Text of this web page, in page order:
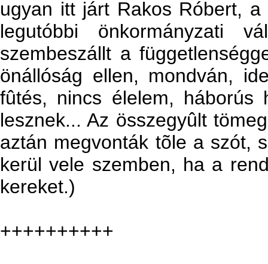
ugyan itt járt Rakos Róbert,
legutóbbi önkormányzati
szembeszállt a
önállóság ellen, mondván,
fûtés, nincs élelem, háborús
lesznek... Az összegyûlt
aztán megvonták tõle a szót,
kerül vele szemben, ha a
kereket.)
++++++++++